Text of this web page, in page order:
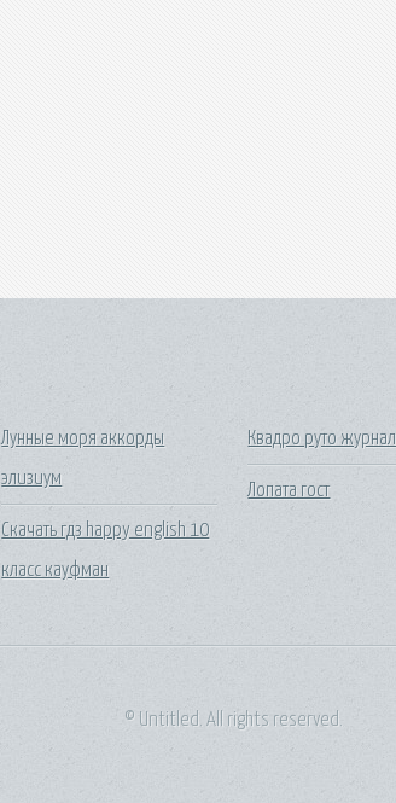
Лунные моря аккорды
элизиум
Скачать гдз happy english 10
класс кауфман
Квадро руто журнал
Лопата гост
© Untitled. All rights reserved.